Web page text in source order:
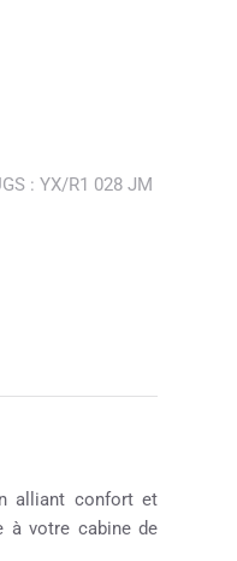
: YX/R1 028 JM
alliant confort et
à votre cabine de